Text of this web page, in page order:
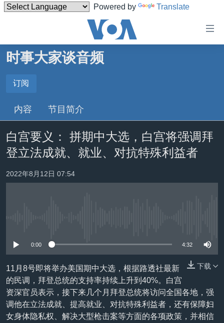
Powered by Translate
碍
到
内
跳
转
到
检
索
主页
美国
台湾
港澳
国际
最新国际新闻
非洲
美洲
全球议题
分类新闻
军事
劳工
环境
国会报道
美中关系
美国建国250周年
埃博拉疫情
美国之音专访
VOA今日焦点
中文广播
关注我们
时事大家谈音频
订阅
Spotify
订阅
内容 节目简介
白宫要义： 拼期中大选，白宫将强调拜
登立法成就、就业、对抗特殊利益者
2022年8月12日 07:54
0:00 4:32
下载
11月8号即将举办美国期中大选，根据路透社最新
的民调，拜登总统的支持率持续上升到40%。白宫
资深官员表示，接下来几个月拜登总统将访问全国各地，强
调他在立法成就、提高就业、对抗特殊利益者，还有保障妇
女身体隐私权、解决大型枪击案等方面的各项政策，并相信